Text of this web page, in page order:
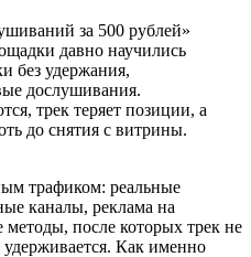
за 500 рублей»
давно научились
без удержания,
дослушивания.
трек теряет позиции, а
до снятия с витрины.
трафиком: реальные
каналы, реклама на
после которых трек не
Как именно